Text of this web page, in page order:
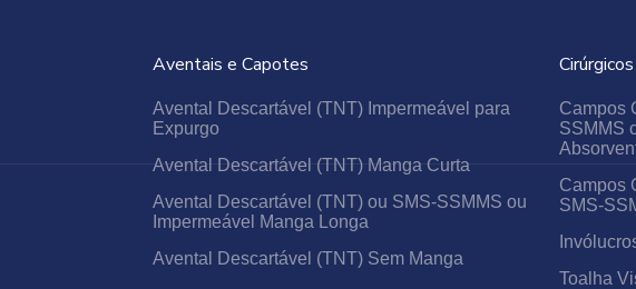
PROPÉ SAPATILHA DESCARTÁVEL
NOVEMBRO AZUL
O QUE SÃO VESTIMENTAS DESCARTÁVEIS?
OUTUBRO ROSA
A IMPORTÂNCIA DOS KITS CIRÚRGICOS
DESCARTÁVEIS
OS BENEFÍCIOS E NECESSIDADES DO USO
proteção,
Antes de
projetada
Além disso,
Aventais e Capotes
Avental Descartável (TNT) Impermeável para
Expurgo
Avental Descartável (TNT) Manga Curta
Avental Descartável (TNT) ou SMS-SSMMS ou
Impermeável Manga Longa
Avental Descartável (TNT) Sem Manga
Cirúrgicos
Campos
SSMMS
Campos
SMS-
Toalha